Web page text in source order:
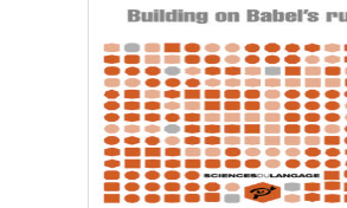
Building on Babel’s
This volume explores the unity
diversity in ‘Babel’s rubble’ in
framework, covering a wide range
various levels of linguistic analysis,
focus on Georgian and